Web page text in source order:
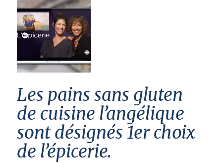
les pains sans gluten
de cuisine l’angélique
sont désignés 1er choix
de l’épicerie.